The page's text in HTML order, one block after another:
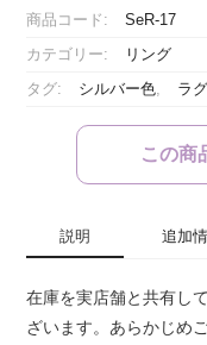
ュ
リ
ン
商品コード: SeR-17
カテゴリー: リング
タグ: シルバー色 ラ
この商
説明 追加
在庫を実店舗と共有し
ざいます。あらかじめ